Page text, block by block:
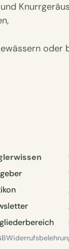
oder